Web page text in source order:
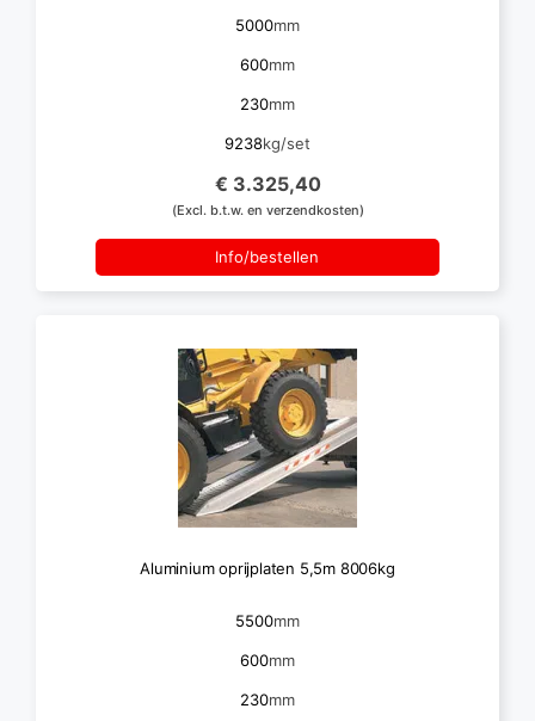
5000mm
600mm
230mm
9238kg/set
€ 3.325,40
(Excl. b.t.w. en verzendkosten)
Info/bestellen
Aluminium oprijplaten 5,5m 8006kg
5500mm
600mm
230mm